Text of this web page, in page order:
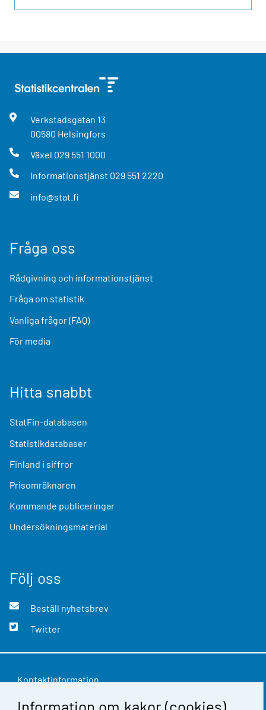
Information om kakor (cookies)
Verkstadsgatan 13
00580 Helsingfors
Växel 029 551 1000
Informationstjänst 029 551 2220
info@stat.fi
Fråga oss
Rådgivning och informationstjänst
Fråga om statistik
Vanliga frågor (FAQ)
För media
Hitta snabbt
StatFin-databasen
Statistikdatabaser
Finland i siffror
Prisomräknaren
Kommande publiceringar
Undersökningsmaterial
Följ oss
Beställ nyhetsbrev
Twitter
Kontaktinformation
Respons